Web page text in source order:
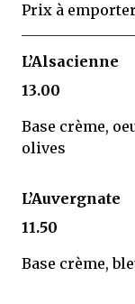
Prix à
L’Alsacienne
13.00
Base crème,
olives
L’Auvergnate
11.50
Base crème,